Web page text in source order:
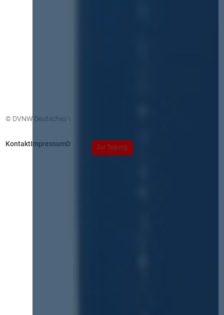
Zur Tagung
© DVNW Deutsches Vergabenetzwerk GmbH
KontaktImpressumDatenschutz